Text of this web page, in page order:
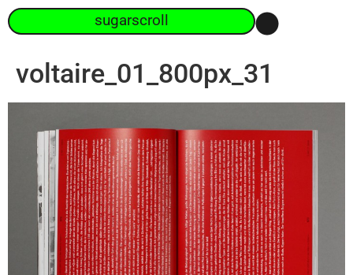
sugarscroll
voltaire_01_800px_31